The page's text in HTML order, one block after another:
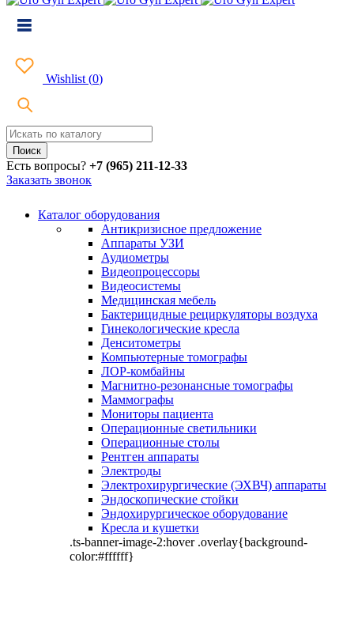
Wishlist (0)
Есть вопросы? +7 (965) 211-12-33
Заказать звонок
Каталог оборудования
Антикризисное предложение
Аппараты УЗИ
Аудиометры
Видеопроцессоры
Видеосистемы
Медицинская мебель
Бактерицидные рециркуляторы воздуха
Гинекологические кресла
Денситометры
Компьютерные томографы
ЛОР-комбайны
Магнитно-резонансные томографы
Маммографы
Мониторы пациента
Операционные светильники
Операционные столы
Рентген аппараты
Электроды
Электрохирургические (ЭХВЧ) аппараты
Эндоскопические стойки
Эндохирургическое оборудование
Кресла и кушетки
.ts-banner-image-2:hover .overlay{background-
color:#ffffff}